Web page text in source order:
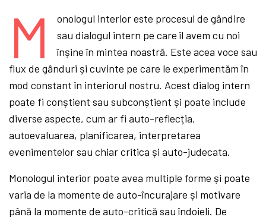
M
onologul interior este procesul de gândire
sau dialogul intern pe care îl avem cu noi
înșine în mintea noastră. Este acea voce sau
flux de gânduri și cuvinte pe care le experimentăm în
mod constant în interiorul nostru. Acest dialog intern
poate fi conștient sau subconștient și poate include
diverse aspecte, cum ar fi auto-reflecția,
autoevaluarea, planificarea, interpretarea
evenimentelor sau chiar critica și auto-judecata.
Monologul interior poate avea multiple forme și poate
varia de la momente de auto-încurajare și motivare
până la momente de auto-critică sau îndoieli. De